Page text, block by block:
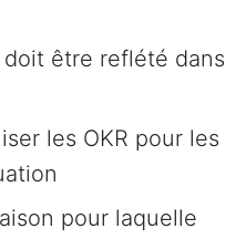
être reflété dans
les OKR pour les
pour laquelle